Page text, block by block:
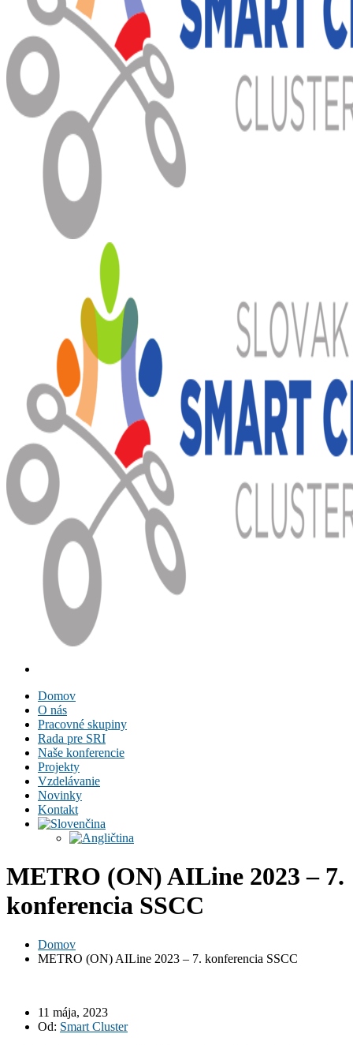
Domov
O nás
Pracovné skupiny
Rada pre SRI
Naše konferencie
Projekty
Vzdelávanie
Novinky
Kontakt
METRO (ON) AILine 2023 – 7.
konferencia SSCC
Domov
METRO (ON) AILine 2023 – 7. konferencia SSCC
11 mája, 2023
Od: Smart Cluster